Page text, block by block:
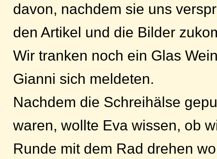
davon, nachdem sie uns
den Artikel und die Bilder
Wir tranken noch ein Glas
Gianni sich meldeten.
Nachdem die Schreihälse
waren, wollte Eva wissen, ob
Runde mit dem Rad drehen